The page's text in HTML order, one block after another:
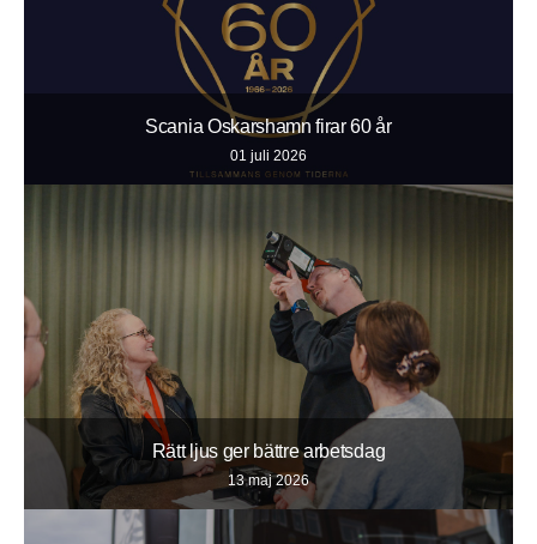
Scania Oskarshamn firar 60 år
01 juli 2026
Rätt ljus ger bättre arbetsdag
13 maj 2026